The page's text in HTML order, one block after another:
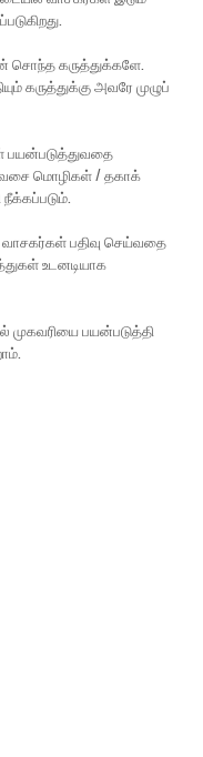
சொந்த கருத்துக்களே.
கருத்துக்கு அவரே முழுப்
பயன்படுத்துவதை
வசை மொழிகள் / தகாக்
நீக்கப்படும்.
பதிவு செய்வதை
உடனடியாக
முகவரியை பயன்படுத்தி